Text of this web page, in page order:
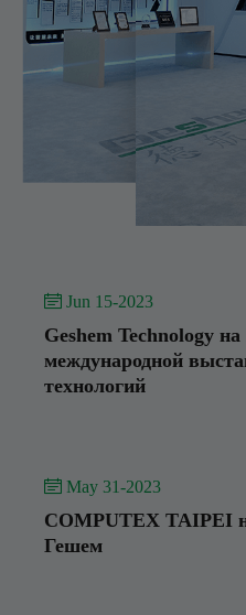
 Jun 15-2023
Geshem Technology
международной
технологий
 May 31-2023
COMPUTEX TAIPEI
Гешем